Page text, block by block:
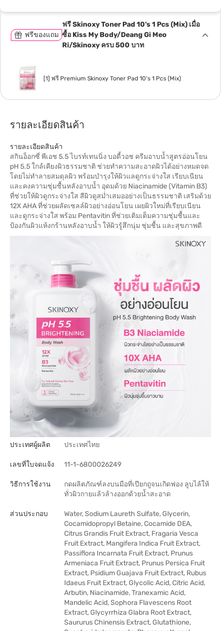
ฟรีของแถม
ฟรี Skinoxy Toner Pad 10's 1 Pcs (Mix) เมื่อ
ซื้อ Kiss My Body/Deang Gi Meo
Ri/Skinoxy ครบ 500 บาท
[1] ฟรี Premium Skinoxy Toner Pad 10's 1 Pcs (Mix)
รายละเอียดสินค้า
รายละเอียดสินค้า
สกินอ็อกซี่ พีเอช 5.5 ไบรท์เทนนิ่ง บอดี้วอช ครีมอาบน้ำสูตรอ่อนโยน
pH 5.5 ใกล้เคียงผิวธรรมชาติ ช่วยทำความสะอาดผิวได้อย่างหมดจด
โดยไม่ทำลายสมดุลผิว พร้อมบำรุงให้ผิวแลดูกระจ่างใส เรียบเนียน
และคงความชุ่มชื้นหลังอาบน้ำ อุดมด้วย Niacinamide (Vitamin B3)
ที่ช่วยให้ผิวดูกระจ่างใส สีผิวดูสม่ำเสมออย่างเป็นธรรมชาติ เสริมด้วย
12X AHA ที่ช่วยผลัดเซลล์ผิวอย่างอ่อนโยน เผยผิวใหม่ที่เรียบเนียน
และดูกระจ่างใส พร้อม Pentavitin ที่ช่วยเติมเต็มความชุ่มชื้นและ
ป้องกันผิวแห้งกร้านหลังอาบน้ำ ให้ผิวรู้สึกนุ่ม ชุ่มชื้น และสุขภาพดี
ประเทศผู้ผลิต ประเทศไทย
เลขที่ใบจดแจ้ง 11-1-6800026249
วิธีการใช้งาน
กดผลิตภัณฑ์ลงบนมือที่เปียกถูจนเกิดฟอง ลูบไล้ให้
ทั่วผิวกายแล้วล้างออกด้วยน้ำสะอาด
ส่วนประกอบ
Water, Sodium Laureth Sulfate, Glycerin,
Cocamidopropyl Betaine, Cocamide DEA,
Citrus Grandis Fruit Extract, Fragaria Vesca
Fruit Extract, Mangifera Indica Fruit Extract,
Passiflora Incarnata Fruit Extract, Prunus
Armeniaca Fruit Extract, Prunus Persica Fruit
Extract, Psidium Guajava Fruit Extract, Rubus
Idaeus Fruit Extract, Glycolic Acid, Citric Acid,
Arbutin, Niacinamide, Tranexamic Acid,
Mandelic Acid, Sophora Flavescens Root
Extract, Glycyrrhiza Glabra Root Extract,
Saururus Chinensis Extract, Glutathione,